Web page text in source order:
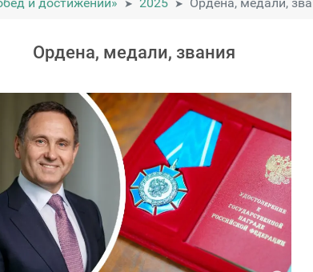
Ордена, медали, звания